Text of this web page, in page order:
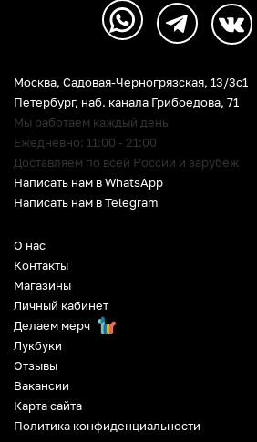
О нас
Контакты
Магазины
Личный кабинет
Делаем мерч
Лукбуки
Отзывы
Вакансии
Карта сайта
Политика конфиденциальности
Москва, Садовая-Черногрязская, 13/3c1
Петербург, наб. канала Грибоедова, 71
Мы работаем каждый день
Ежедневно: 11:00 - 21:00
Доставляем по всей России и зарубеж
Написать нам в WhatsApp
Написать нам в Telegram